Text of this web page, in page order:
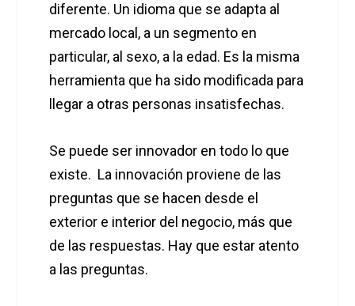
diferente. Un idioma que se adapta al
mercado local, a un segmento en
particular, al sexo, a la edad. Es la misma
herramienta que ha sido modificada para
llegar a otras personas insatisfechas.
Se puede ser innovador en todo lo que
existe. La innovación proviene de las
preguntas que se hacen desde el
exterior e interior del negocio, más que
de las respuestas. Hay que estar atento
a las preguntas.